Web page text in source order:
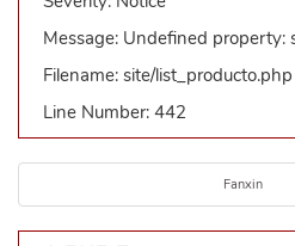
Message: Undefined property:
Filename: site/list_producto.php
Line Number: 442
Fanxin